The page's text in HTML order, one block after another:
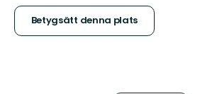
stjärnor
Betygsätt denna plats